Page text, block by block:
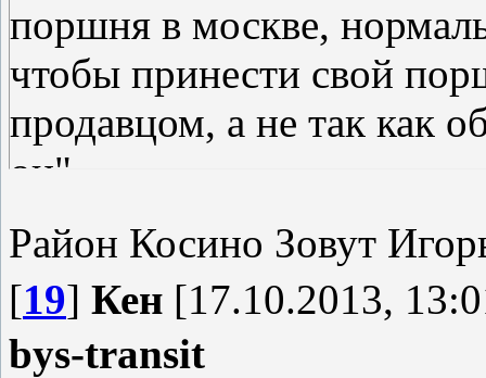
поршня в москве,
чтобы принести свой
продавцом, а не так как
он"
Район Косино Зовут
[19] Кен [17.10.2013,
bys-transit